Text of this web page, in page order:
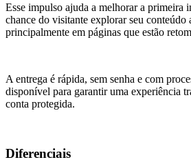
Esse impulso ajuda a melhorar a primeira
chance do visitante explorar seu conteúdo
principalmente em páginas que estão
A entrega é rápida, sem senha e com
disponível para garantir uma experiência
conta protegida.
Diferenciais